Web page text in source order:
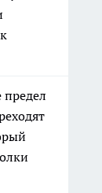
предел